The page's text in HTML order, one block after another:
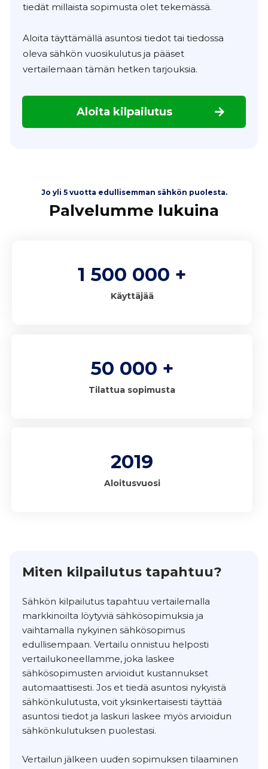
tiedät millaista sopimusta olet tekemässä.
Aloita täyttämällä asuntosi tiedot tai tiedossa
oleva sähkön vuosikulutus ja pääset
vertailemaan tämän hetken tarjouksia.
Aloita kilpailutus
Jo yli 5 vuotta edullisemman sähkön puolesta.
Palvelumme lukuina
1 500 000 +
Käyttäjää
50 000 +
Tilattua sopimusta
2019
Aloitusvuosi
Miten kilpailutus tapahtuu?
Sähkön kilpailutus tapahtuu vertailemalla
markkinoilta löytyviä sähkösopimuksia ja
vaihtamalla nykyinen sähkösopimus
edullisempaan. Vertailu onnistuu helposti
vertailukoneellamme, joka laskee
sähkösopimusten arvioidut kustannukset
automaattisesti. Jos et tiedä asuntosi nykyistä
sähkönkulutusta, voit yksinkertaisesti täyttää
asuntosi tiedot ja laskuri laskee myös arvioidun
sähkönkulutuksen puolestasi.
Vertailun jälkeen uuden sopimuksen tilaaminen